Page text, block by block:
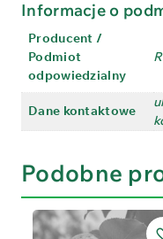
Informacje o
Producent /
Podmiot
odpowiedzialny
Dane kontaktowe
Podobne